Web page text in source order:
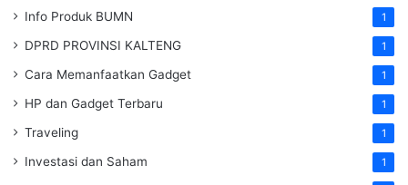
Info Produk BUMN 1
DPRD PROVINSI KALTENG 1
Cara Memanfaatkan Gadget 1
HP dan Gadget Terbaru 1
Traveling 1
Investasi dan Saham 1